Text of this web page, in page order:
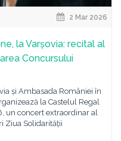
2 Mar 2026
la Varșovia: recital al
Concursului
și Ambasada României în
la Castelul Regal
un concert extraordinar al
Ziua Solidarității